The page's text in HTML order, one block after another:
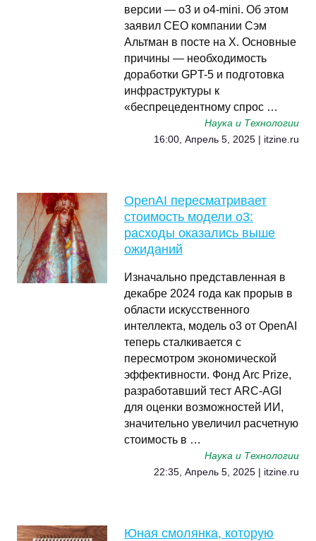
версии — o3 и o4-mini. Об этом
заявил CEO компании Сэм
Альтман в посте на X. Основные
причины — необходимость
доработки GPT-5 и подготовка
инфраструктуры к
«беспрецедентному спрос …
Наука и Технологии
16:00, Апрель 5, 2025 | itzine.ru
OpenAI пересматривает
стоимость модели o3:
расходы оказались выше
ожиданий
Изначально представленная в
декабре 2024 года как прорыв в
области искусственного
интеллекта, модель o3 от OpenAI
теперь сталкивается с
пересмотром экономической
эффективности. Фонд Arc Prize,
разработавший тест ARC-AGI
для оценки возможностей ИИ,
значительно увеличил расчетную
стоимость в …
Наука и Технологии
22:35, Апрель 5, 2025 | itzine.ru
Юная смолянка, которую